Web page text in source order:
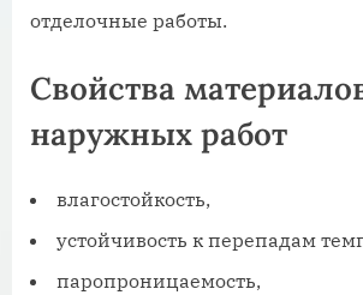
отделочные работы.
Свойства
наружных работ
влагостойкость,
устойчивость к перепадам
паропроницаемость,